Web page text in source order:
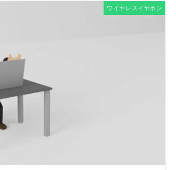
ワイヤレスイヤホン